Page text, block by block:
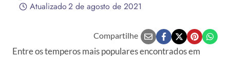
Atualizado2 de agosto de 2021
Compartilhe
Entre os temperos mais populares encontrados em